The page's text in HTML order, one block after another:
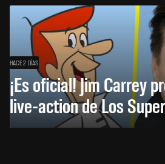
HACE 2 DÍAS
¡Es oficial! Jim Carrey
live-action de Los